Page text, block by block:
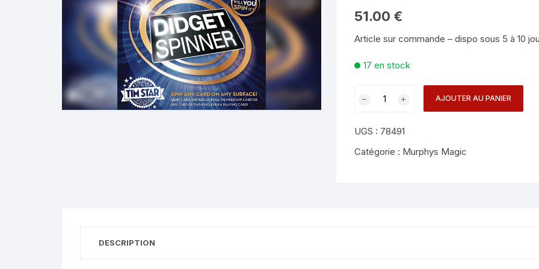
Chop Cup – Gobelets
Tours de
Grandes
Neige – Rubans – Steamers
Ballons
Aimants
Roughing – Produits
51.00 €
Article sur commande – dispo sous 5 à 10
17 en stock
Spinner
-
AJOUTER AU PANIER
UGS : 78491
Catégorie : Murphys Magic
DESCRIPTION